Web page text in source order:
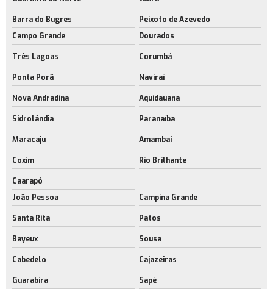
Barra do Bugres
Peixoto de Azevedo
Campo Grande
Dourados
Três Lagoas Corumbá
Ponta Porã Naviraí
Nova Andradina Aquidauana
Sidrolândia Paranaíba
Maracaju Amambai
Coxim Rio Brilhante
Caarapó
João Pessoa
Campina Grande
Santa Rita Patos
Bayeux Sousa
Cabedelo Cajazeiras
Guarabira Sapé